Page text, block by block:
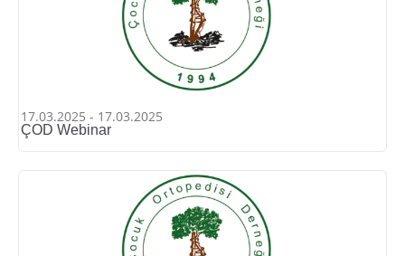
17.03.2025 - 17.03.2025
ÇOD Webinar